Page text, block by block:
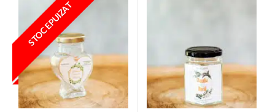
STOC EPUIZAT